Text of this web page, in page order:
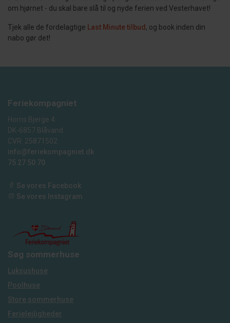
om hjørnet - du skal bare slå til og nyde ferien ved Vesterhavet!
Tjek alle de fordelagtige Last Minute tilbud , og book inden din
nabo gør det!
Feriekompagniet
Horns Bjerge 4
DK-6857 Blåvand
CVR: 25871502
info@feriekompagniet.dk
75 27 50 70
Se vores Facebook
Se vores Instagram
Søg sommerhuse
Luksushuse
Poolhuse
Store sommerhuse
Ferielejligheder